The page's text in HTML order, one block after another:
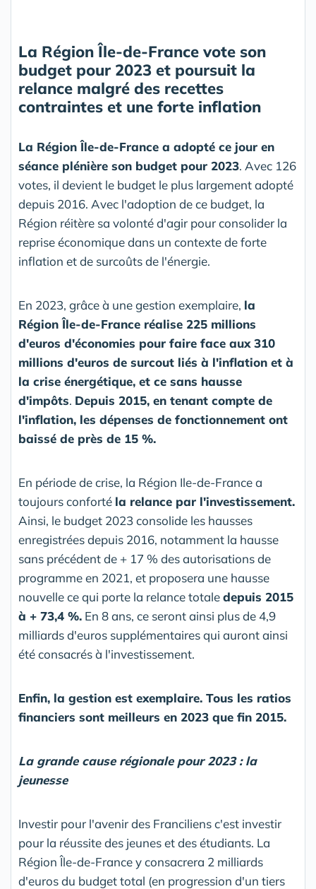
La Région Île-de-France vote son
budget pour 2023 et poursuit la
relance malgré des recettes
contraintes et une forte inflation
La Région Île-de-France a adopté ce jour en
séance plénière son budget pour 2023. Avec 126
votes, il devient le budget le plus largement adopté
depuis 2016. Avec l'adoption de ce budget, la
Région réitère sa volonté d'agir pour consolider la
reprise économique dans un contexte de forte
inflation et de surcoûts de l'énergie.
En 2023, grâce à une gestion exemplaire, la
Région Île-de-France réalise 225 millions
d'euros d'économies pour faire face aux 310
millions d'euros de surcout liés à l'inflation et à
la crise énergétique, et ce sans hausse
d'impôts. Depuis 2015, en tenant compte de
l'inflation, les dépenses de fonctionnement ont
baissé de près de 15 %.
En période de crise, la Région Ile-de-France a
toujours conforté la relance par l'investissement.
Ainsi, le budget 2023 consolide les hausses
enregistrées depuis 2016, notamment la hausse
sans précédent de + 17 % des autorisations de
programme en 2021, et proposera une hausse
nouvelle ce qui porte la relance totaledepuis 2015
à + 73,4 %. En 8 ans, ce seront ainsi plus de 4,9
milliards d'euros supplémentaires qui auront ainsi
été consacrés à l'investissement.
Enfin, la gestion est exemplaire. Tous les ratios
financiers sont meilleurs en 2023 que fin 2015.
La grande cause régionale pour 2023 : la
jeunesse
Investir pour l'avenir des Franciliens c'est investir
pour la réussite des jeunes et des étudiants. La
Région Île-de-France y consacrera 2 milliards
d'euros du budget total (en progression d'un tiers